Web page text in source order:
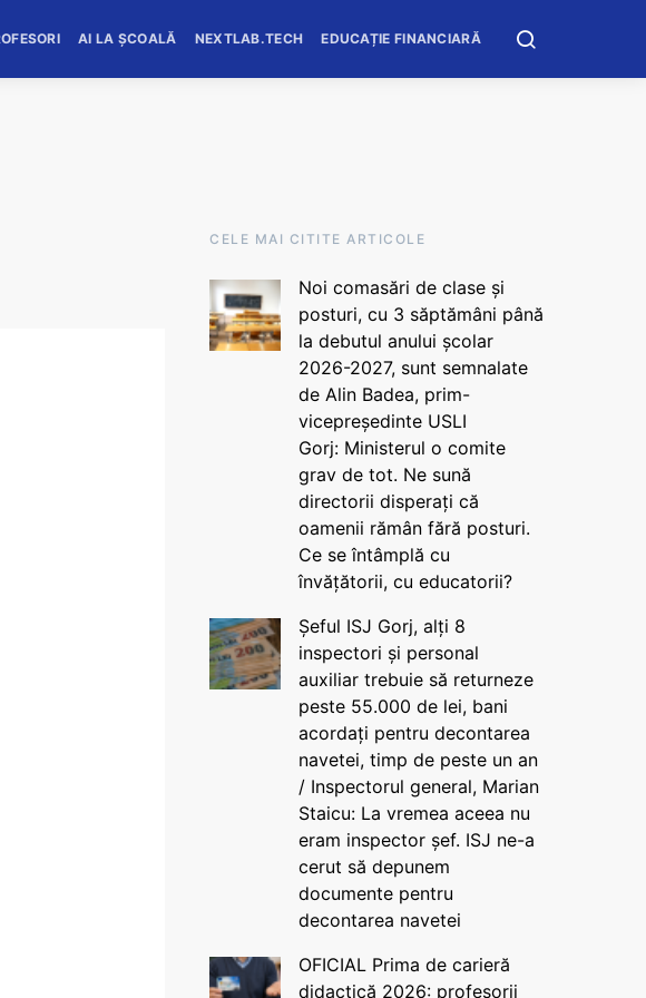
AI LA ȘCOALĂ NEXTLAB.TECH EDUCAȚIE FINANCIARĂ
CELE MAI CITITE ARTICOLE
Noi comasări de clase și
posturi, cu 3 săptămâni până
la debutul anului școlar
2026-2027, sunt semnalate
de Alin Badea, prim-
vicepreședinte USLI
Gorj: Ministerul o comite
grav de tot. Ne sună
directorii disperați că
oamenii rămân fără posturi.
Ce se întâmplă cu
învățătorii, cu educatorii?
Șeful ISJ Gorj, alți 8
inspectori și personal
auxiliar trebuie să returneze
peste 55.000 de lei, bani
acordați pentru decontarea
navetei, timp de peste un an
/ Inspectorul general, Marian
Staicu: La vremea aceea nu
eram inspector șef. ISJ ne-a
cerut să depunem
documente pentru
decontarea navetei
OFICIAL Prima de carieră
didactică 2026: profesorii